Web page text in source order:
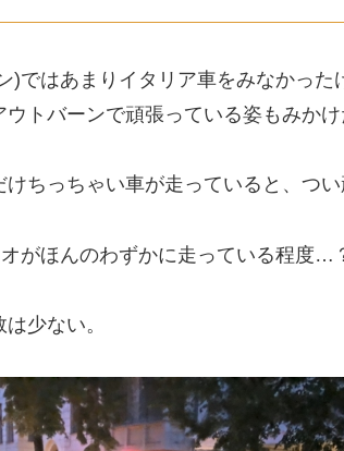
)ではあまりイタリア車をみなかっ
トバーンで頑張っている姿もみかけ
ちっちゃい車が走っていると、つい
がほんのわずかに走っている程度…
少ない。